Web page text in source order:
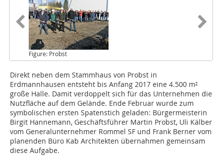
Figure: Probst
Direkt neben dem Stammhaus von Probst in
Erdmannhausen entsteht bis Anfang 2017 eine 4.500 m²
große Halle. Damit verdoppelt sich für das Unternehmen die
Nutzfläche auf dem Gelände. Ende Februar wurde zum
symbolischen ersten Spatenstich geladen: Bürgermeisterin
Birgit Hannemann, Geschäftsführer Martin Probst, Uli Kälber
vom Generalunternehmer Rommel SF und Frank Berner vom
planenden Büro Kab Architekten übernahmen gemeinsam
diese Aufgabe.